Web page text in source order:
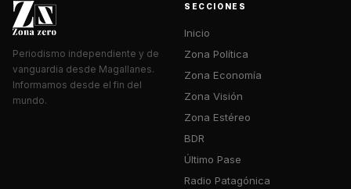
Periodismo independiente y de
vanguardia desde Magallanes.
Informamos desde el fin del
mundo.
SECCIONES
Inicio
Zona Política
Zona Economía
Zona Visión
Zona Estéreo
BDR
Último Pase
Radio Patagónica